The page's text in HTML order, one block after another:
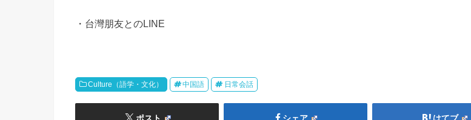
・台灣朋友とのLINE
Culture（語学・文化） 中国語 日常会話
ポスト シェア はてブ